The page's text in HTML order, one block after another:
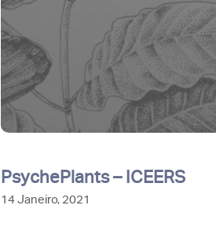
PsychePlants – ICEERS
14 Janeiro, 2021